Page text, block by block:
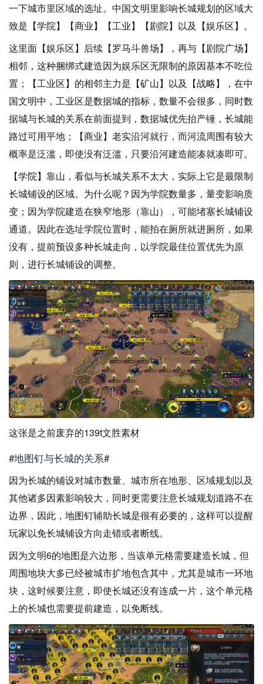
一下城市里区域的选址。中国文明里影响长城规划的区域大
致是【学院】【商业】【工业】【剧院】以及【娱乐区】。
这里面【娱乐区】后续【罗马斗兽场】，再与【剧院广场】
相邻，这种捆绑式建造因为娱乐区无限制的原因基本不吃位
置；【工业区】的相邻主力是【矿山】以及【战略】，在中
国文明中，工业区是数据城的指标，数量不会很多，同时数
据城与长城的关系在前面提到，数据城优先抬产锤，长城能
路过可用平地；【商业】老实沿河就行，而河流周围有较大
概率是泛滥，即使没有泛滥，只要沿河建造能凑就凑即可。
【学院】靠山，看似与长城关系不太大，实际上它是最限制
长城铺设的区域。为什么呢？因为学院数量多，量变影响质
变；因为学院建造在狭窄地形（靠山），可能堵塞长城铺设
通道。因此在选址学院位置时，能拍在厕所就进厕所，如果
没有，提前预设多种长城走向，以学院最佳位置优先为原
则，进行长城铺设的调整。
这张是之前废弃的139t文胜素材
#地图钉与长城的关系#
因为长城的铺设对城市数量、城市所在地形、区域规划以及
其他诸多因素影响较大，同时更需要注意长城规划道路不在
边界，因此，地图钉辅助长城是很有必要的，这样可以提醒
玩家以免长城铺设方向走错或者断线。
因为文明6的地图是六边形，当该单元格需要建造长城，但
周围地块大多已经被城市扩地包含其中，尤其是城市一环地
块，这时候要注意，即使长城还没有连成一片，这个单元格
上的长城也需要提前建造，以免断线。